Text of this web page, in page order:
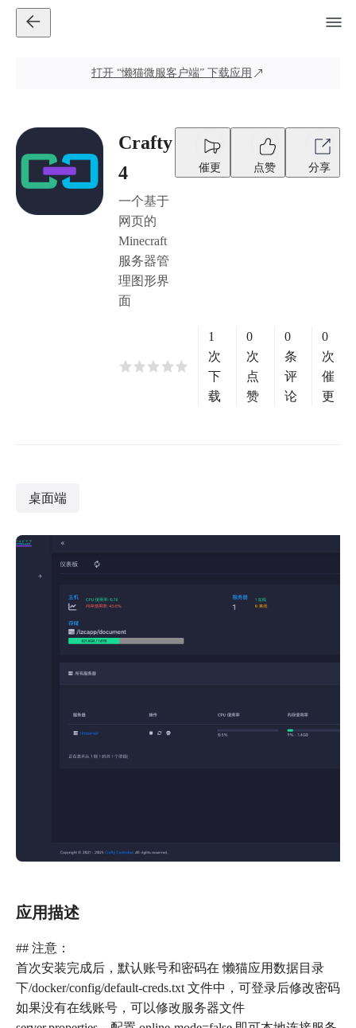
打开 “懒猫微服客户端” 下载应用
Crafty
4
一个基于
网页的
Minecraft
服务器管
理图形界
面
催更 点赞 分享
1
次
下
载
0
次
点
赞
0
条
评
论
0
次
催
更
桌面端
应用描述
## 注意：
首次安装完成后，默认账号和密码在 懒猫应用数据目录
下/docker/config/default-creds.txt 文件中，可登录后修改密码
如果没有在线账号，可以修改服务器文件